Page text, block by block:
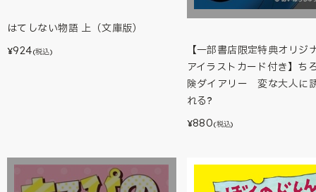
はてしない物語 上（文庫版）
¥924(税込)
【一部書店限定特典オリジ
アイラストカード付き】ち
険ダイアリー 変な大人に
れる?
¥880(税込)